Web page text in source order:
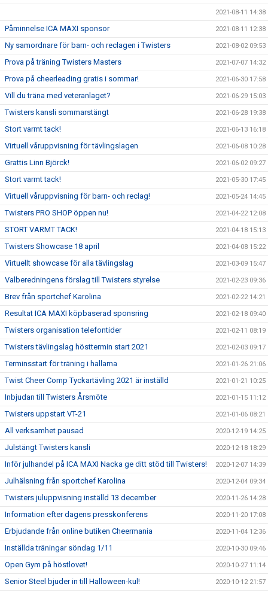
2021-08-11 14:38
Påminnelse ICA MAXI sponsor 2021-08-11 12:38
Ny samordnare för barn- och reclagen i Twisters 2021-08-02 09:53
Prova på träning Twisters Masters 2021-07-07 14:32
Prova på cheerleading gratis i sommar! 2021-06-30 17:58
Vill du träna med veteranlaget? 2021-06-29 15:03
Twisters kansli sommarstängt 2021-06-28 19:38
Stort varmt tack! 2021-06-13 16:18
Virtuell våruppvisning för tävlingslagen 2021-06-08 10:28
Grattis Linn Björck! 2021-06-02 09:27
Stort varmt tack! 2021-05-30 17:45
Virtuell våruppvisning för barn- och reclag! 2021-05-24 14:45
Twisters PRO SHOP öppen nu! 2021-04-22 12:08
STORT VARMT TACK! 2021-04-18 15:13
Twisters Showcase 18 april 2021-04-08 15:22
Virtuellt showcase för alla tävlingslag 2021-03-09 15:47
Valberedningens förslag till Twisters styrelse 2021-02-23 09:36
Brev från sportchef Karolina 2021-02-22 14:21
Resultat ICA MAXI köpbaserad sponsring 2021-02-18 09:40
Twisters organisation telefontider 2021-02-11 08:19
Twisters tävlingslag hösttermin start 2021 2021-02-03 09:17
Terminsstart för träning i hallarna 2021-01-26 21:06
Twist Cheer Comp Tyckartävling 2021 är inställd 2021-01-21 10:25
Inbjudan till Twisters Årsmöte 2021-01-15 11:12
Twisters uppstart VT-21 2021-01-06 08:21
All verksamhet pausad 2020-12-19 14:25
Julstängt Twisters kansli 2020-12-18 18:29
Inför julhandel på ICA MAXI Nacka ge ditt stöd till Twisters! 2020-12-07 14:39
Julhälsning från sportchef Karolina 2020-12-04 09:34
Twisters juluppvisning inställd 13 december 2020-11-26 14:28
Information efter dagens presskonferens 2020-11-20 17:08
Erbjudande från online butiken Cheermania 2020-11-04 12:36
Inställda träningar söndag 1/11 2020-10-30 09:46
Open Gym på höstlovet! 2020-10-27 11:14
Senior Steel bjuder in till Halloween-kul! 2020-10-12 21:57